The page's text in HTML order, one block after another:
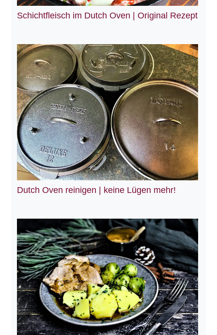
Schichtfleisch im Dutch Oven | Original Rezept
Dutch Oven reinigen | keine Lügen mehr!